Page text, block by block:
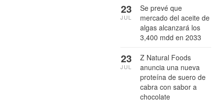
Se prevé que
mercado del aceite de
algas alcanzará los
3,400 mdd en 2033
23
JUL
Z Natural Foods
anuncia una nueva
proteína de suero de
cabra con sabor a
chocolate
23
JUL